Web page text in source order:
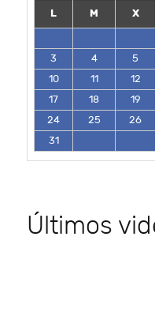
L M X
3
4 5
10
11 12
17
18 19
24
25 26
31
Últimos